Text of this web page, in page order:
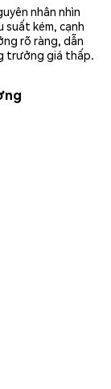
nhân nhìn
suất kém, cạnh
rõ ràng, dẫn
trưởng giá thấp.